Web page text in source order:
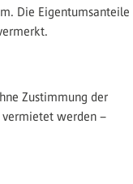
Die Eigentumsanteile
Zustimmung der
vermietet werden –